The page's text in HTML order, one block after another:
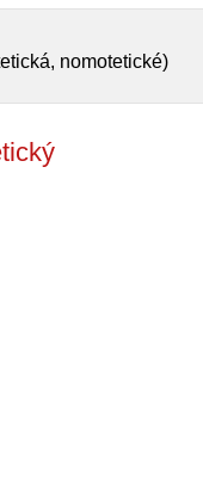
nomotetické)